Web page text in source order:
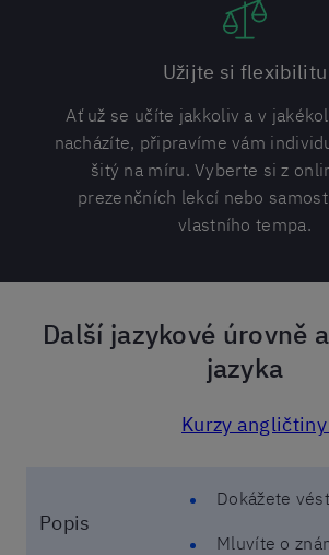
Užijte si flexibilitu
Ať už se učíte jakkoliv a v
nacházíte, připravíme vám
šitý na míru. Vyberte si z
prezenčních lekcí nebo
vlastního tempa.
Další jazykové úrovně
jazyka
Kurzy
Popis
Dokážete
Mluvíte o